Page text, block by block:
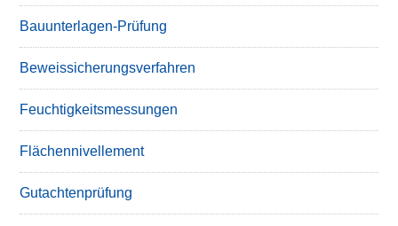
Bauunterlagen-Prüfung
Beweissicherungsverfahren
Feuchtigkeitsmessungen
Flächennivellement
Gutachtenprüfung